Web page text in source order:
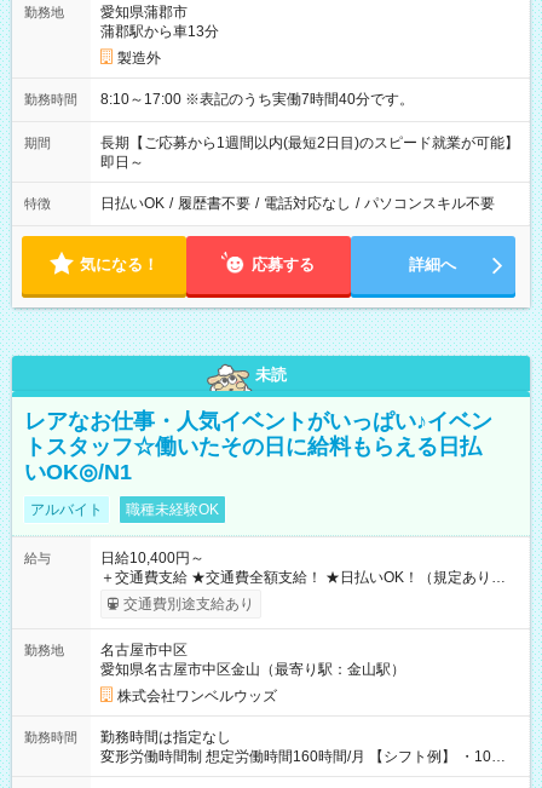
勤務地
愛知県蒲郡市
蒲郡駅から車13分
製造外
勤務時間 8:10～17:00 ※表記のうち実働7時間40分です。
期間
長期【ご応募から1週間以内(最短2日目)のスピード就業が可能】
即日～
特徴 日払いOK / 履歴書不要 / 電話対応なし / パソコンスキル不要
気になる！ 応募する 詳細へ
未読
レアなお仕事・人気イベントがいっぱい♪イベン
トスタッフ☆働いたその日に給料もらえる日払
いOK◎/N1
アルバイト 職種未経験OK
給与
日給10,400円～
＋交通費支給 ★交通費全額支給！ ★日払いOK！（規定あり） ┗
働いたその日に現金GET♪ お仕事後はコンビニATMから 日払
交通費別途支給あり
勤務地
名古屋市中区
愛知県名古屋市中区金山（最寄り駅：金山駅）
株式会社ワンベルウッズ
勤務時間
勤務時間は指定なし
変形労働時間制 想定労働時間160時間/月 【シフト例】 ・10：
00～20：00